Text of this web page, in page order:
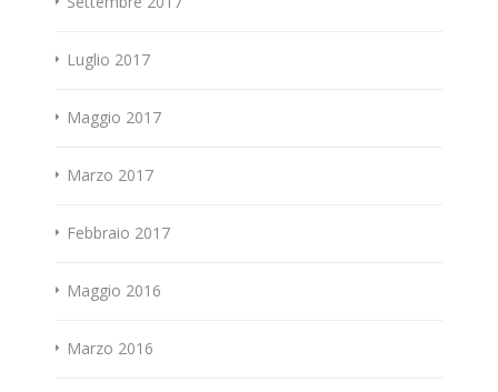
Luglio 2017
Maggio 2017
Marzo 2017
Febbraio 2017
Maggio 2016
Marzo 2016